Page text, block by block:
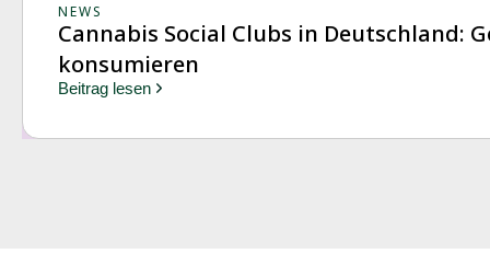
NEWS
Cannabis Social Clubs in Deutschland:
konsumieren
Beitrag lesen